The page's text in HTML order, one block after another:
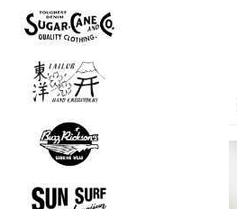
ベスト
帽子
パンツ
ポロシャツ
半袖シャツ
長袖シャツ
グッズ
ニット
アウター
半袖シャツ
長袖シャツ
スウェット
アウター
Tシャツ
ロンT
スカシャツ
スカジャン
Tシャツ
ロンT
半袖シャツ
長袖シャツ
スウェット
アウター
パンツ
シューズ
帽子
グッズ